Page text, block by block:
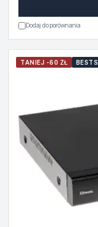
Dodaj do porównania
TANIEJ -60 ZŁ